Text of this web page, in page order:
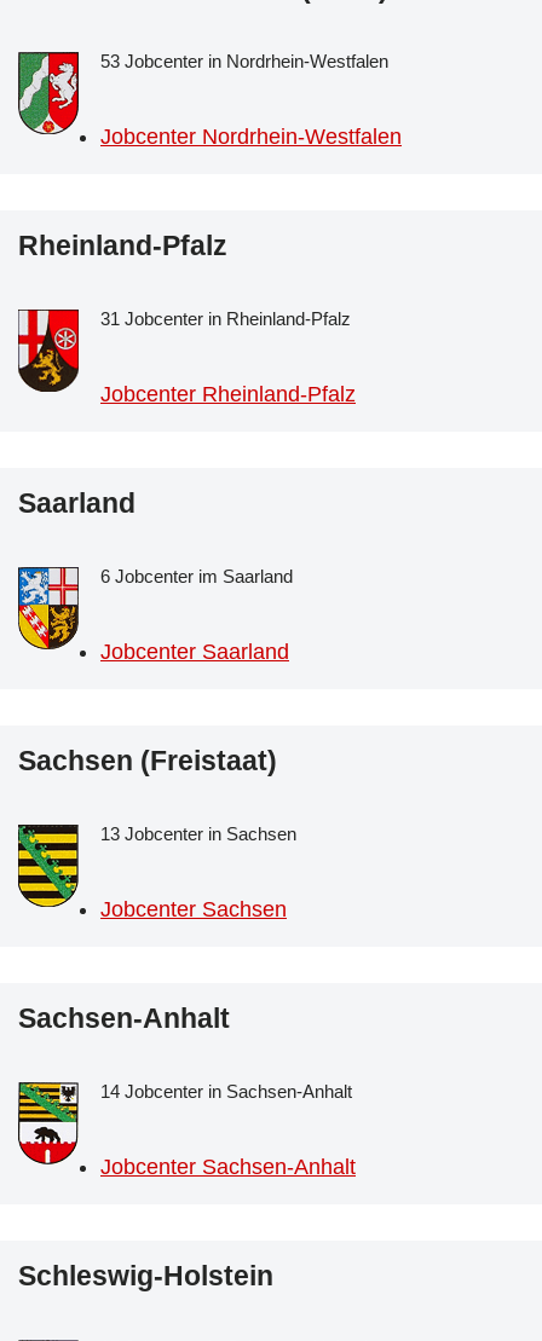
53 Jobcenter in Nordrhein-Westfalen
Jobcenter Nordrhein-Westfalen
Rheinland-Pfalz
31 Jobcenter in Rheinland-Pfalz
Jobcenter Rheinland-Pfalz
Saarland
6 Jobcenter im Saarland
Jobcenter Saarland
Sachsen (Freistaat)
13 Jobcenter in Sachsen
Jobcenter Sachsen
Sachsen-Anhalt
14 Jobcenter in Sachsen-Anhalt
Jobcenter Sachsen-Anhalt
Schleswig-Holstein